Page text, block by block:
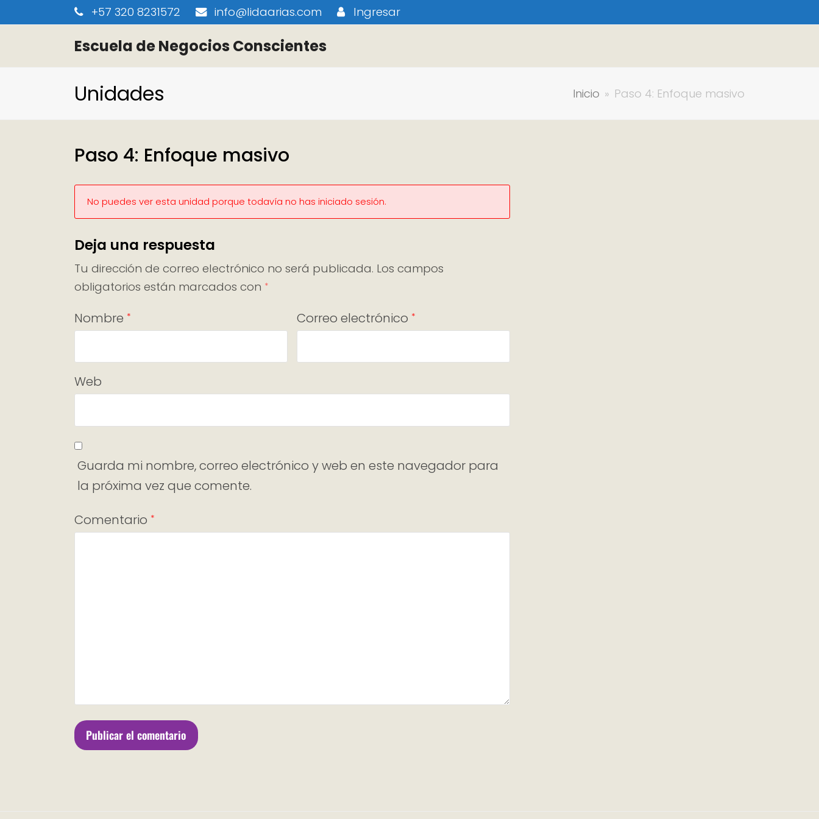
+57 320 8231572 info@lidaarias.com Ingresar
Escuela de Negocios Conscientes
Unidades Inicio » Paso 4: Enfoque masivo
Paso 4: Enfoque masivo
No puedes ver esta unidad porque todavía no has iniciado sesión.
Deja una respuesta
Tu dirección de correo electrónico no será publicada. Los campos
obligatorios están marcados con *
Nombre * Correo electrónico *
Web
Guarda mi nombre, correo electrónico y web en este navegador para
la próxima vez que comente.
Comentario *